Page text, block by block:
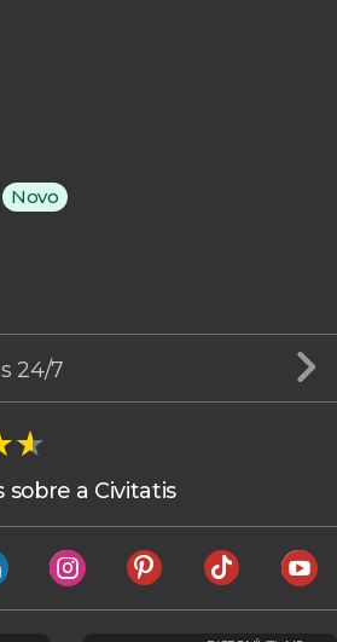
Novo
24/7
sobre a Civitatis